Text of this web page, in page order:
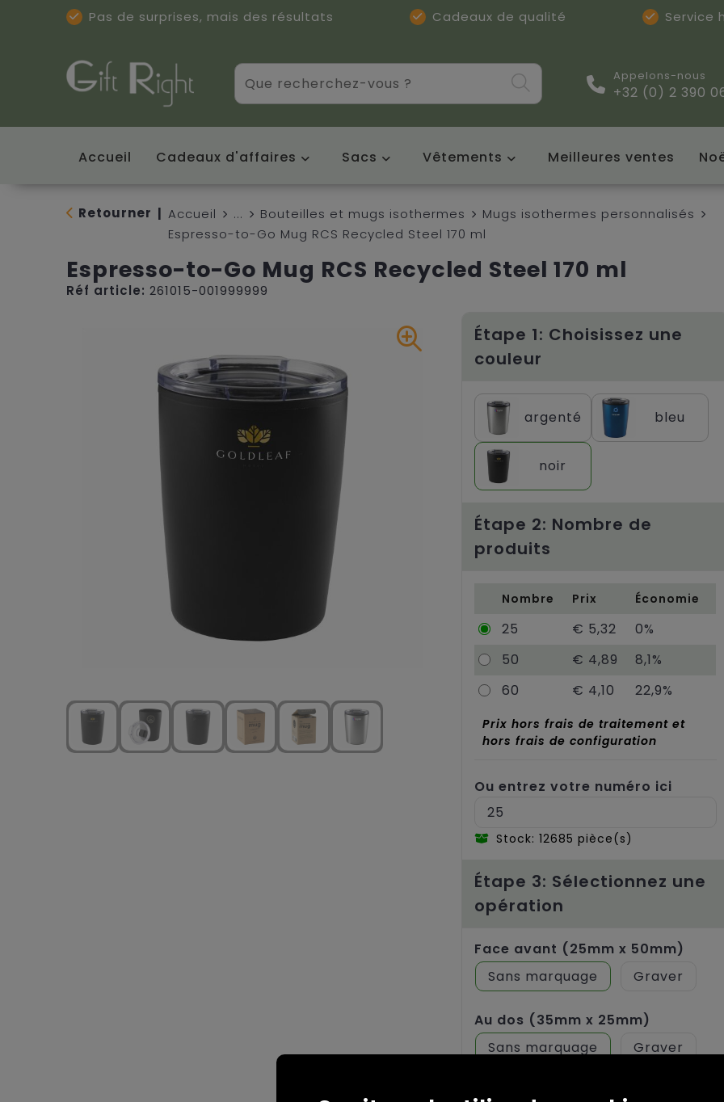
Pas de surprises, mais des résultats Cadeaux de qualité Service
Appelons-nous
+32 (0) 2 390
Accueil Cadeaux d'affaires Sacs Vêtements Meilleures ventes
Retourner Accueil ... Bouteilles et mugs isothermes
Mugs isothermes personnalisés
Espresso-to-Go Mug RCS Recycled Steel 170 ml
Espresso-to-Go Mug RCS Recycled Steel 170 ml
Réf article: 261015-001999999
Étape 1: Choisissez une
couleur
argenté bleu
noir
Étape 2: Nombre de
produits
Nombre Prix Économie
25 € 5,32
0%
50
€ 4,89
8,1%
60
€ 4,10 22,9%
Ou entrez votre numéro ici
Stock: 12685 pièce(s)
Prix hors frais de traitement et
hors frais de configuration
Étape 3: Sélectionnez une
opération
Face avant (25mm x 50mm)
Sans marquage
Graver
Au dos (35mm x 25mm)
Sans marquage
Graver